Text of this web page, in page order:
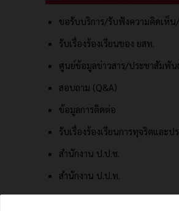
ขอรับบริการ/รับฟังความคิดเห็
รับเรื่องร้องเรียนของ ยสท.
ศูนย์ข้อมูลข่าวสาร/ประชาสัมพัน
สอบถาม (Q&A)
ข้อมูลการติดต่อ
รับเรื่องร้องเรียนการทุจริตและ
สำนักงาน ป.ป.ช.
สำนักงาน ป.ป.ท.